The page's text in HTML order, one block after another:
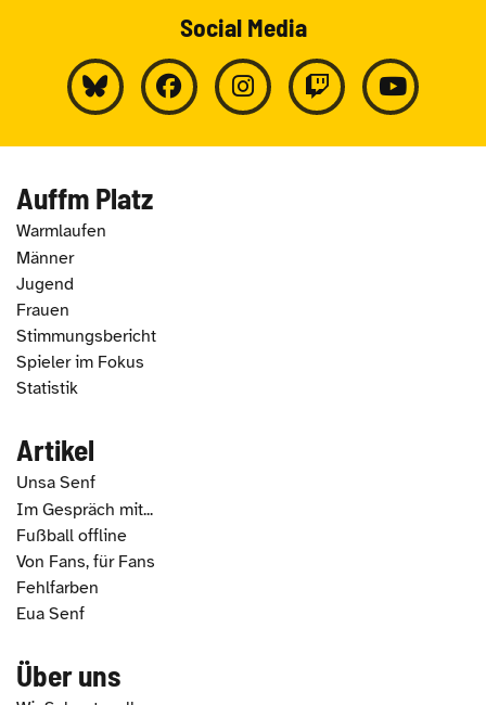
Social Media
Auffm Platz
Warmlaufen
Männer
Jugend
Frauen
Stimmungsbericht
Spieler im Fokus
Statistik
Artikel
Unsa Senf
Im Gespräch mit...
Fußball offline
Von Fans, für Fans
Fehlfarben
Eua Senf
Über uns